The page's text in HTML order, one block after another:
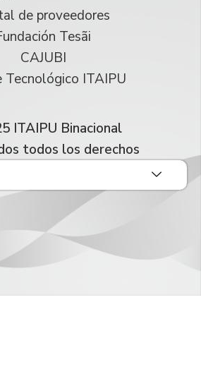
de proveedores
Tesãi
CAJUBI
Tecnológico ITAIPU
ITAIPU Binacional
todos los derechos